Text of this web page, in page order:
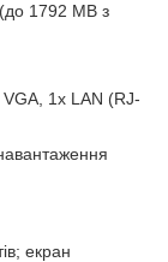
1792 MB з
1x LAN (RJ-
екран